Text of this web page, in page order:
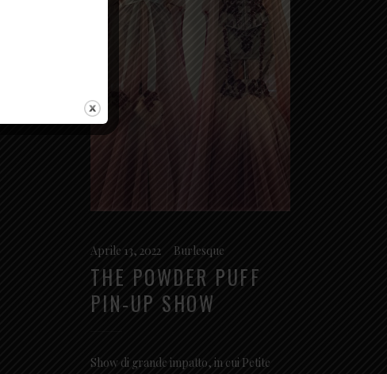
Aprile 13, 2022 Burlesque
THE POWDER PUFF
PIN-UP SHOW
Show di grande impatto, in cui Petite